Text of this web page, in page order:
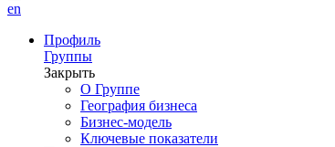
en
Профиль
Группы
Закрыть
О Группе
География бизнеса
Бизнес-модель
Ключевые показатели